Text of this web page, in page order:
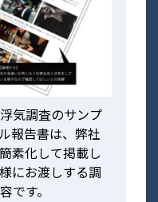
気調査のサンプ
報告書は、弊社
素化して掲載し
にお渡しする調
です。